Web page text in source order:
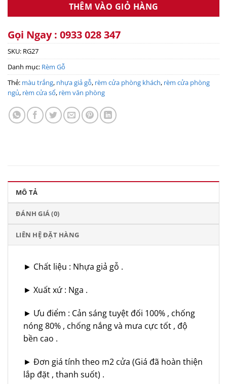
THÊM VÀO GIỎ HÀNG
Gọi Ngay : 0933 028 347
SKU: RG27
Danh mục: Rèm Gỗ
Thẻ: màu trắng, nhựa giả gỗ, rèm cửa phòng khách, rèm cửa phòng
ngủ, rèm cửa sổ, rèm văn phòng
MÔ TẢ
ĐÁNH GIÁ (0)
LIÊN HỆ ĐẶT HÀNG
► Chất liệu : Nhựa giả gỗ .
► Xuất xứ : Nga .
► Ưu điểm : Cản sáng tuyệt đối 100% , chống
nóng 80% , chống nắng và mưa cực tốt , độ
bền cao .
► Đơn giá tính theo m2 cửa (Giá đã hoàn thiện
lắp đặt , thanh suốt) .